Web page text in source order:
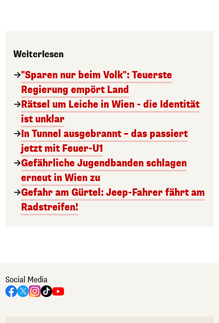
Weiterlesen
"Sparen nur beim Volk": Teuerste
Regierung empört Land
Rätsel um Leiche in Wien - die Identität
ist unklar
In Tunnel ausgebrannt – das passiert
jetzt mit Feuer-U1
Gefährliche Jugendbanden schlagen
erneut in Wien zu
Gefahr am Gürtel: Jeep-Fahrer fährt am
Radstreifen!
Social Media